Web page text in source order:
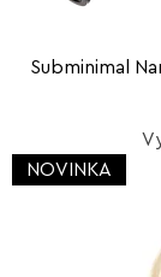
Subminimal
NOVINKA